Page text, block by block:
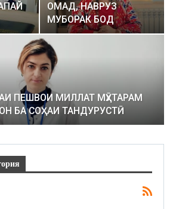
ОМАД, НАВРУЗ
МУБОРАК БОД
ПЕШВОИ МИЛЛАТ МӮҲТАРАМ
БА СОҲАИ ТАНДУРУСТӢ